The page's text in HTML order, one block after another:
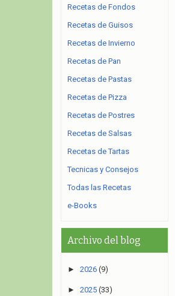
Recetas de Fondos
Recetas de Guisos
Recetas de Invierno
Recetas de Pan
Recetas de Pastas
Recetas de Pizza
Recetas de Postres
Recetas de Salsas
Recetas de Tartas
Tecnicas y Consejos
Todas las Recetas
e-Books
Archivo del blog
► 2026 (9)
► 2025 (33)